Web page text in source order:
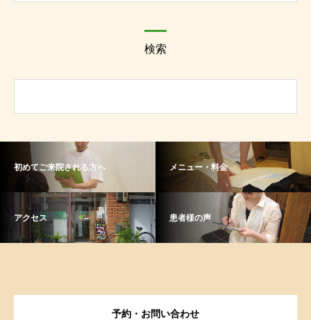
検索
初めてご来院される方へ メニュー・料金
アクセス 患者様の声
予約・お問い合わせ